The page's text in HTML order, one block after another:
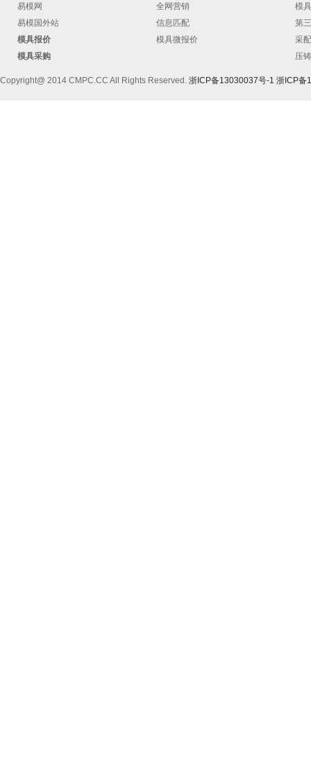
易模网
易模国外站
模具报价
模具采购
全网营销
信息匹配
模具微报价
模
第
采
压
Copyright@ 2014 CMPC.CC All Rights Reserved. 浙ICP备13030037号-1 浙ICP备